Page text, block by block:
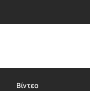
Βίντεο